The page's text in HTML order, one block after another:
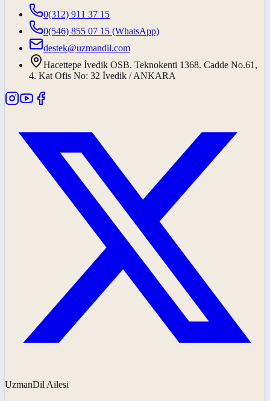
0(312) 911 37 15
0(546) 855 07 15 (WhatsApp)
destek@uzmandil.com
Hacettepe İvedik OSB. Teknokenti 1368. Cadde No.61,
4. Kat Ofis No: 32 İvedik / ANKARA
UzmanDil Ailesi